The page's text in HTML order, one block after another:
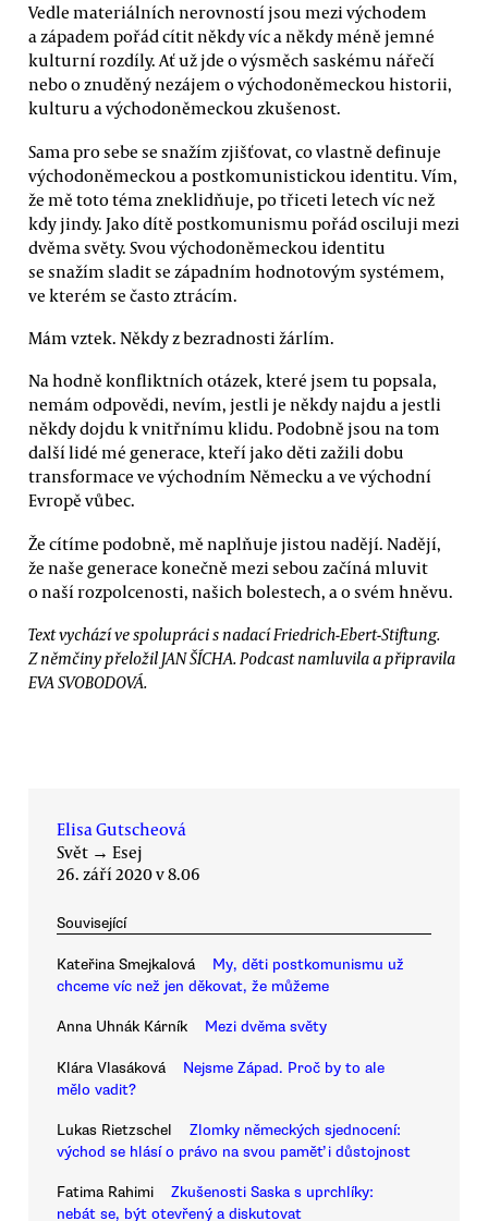
Vedle materiálních nerovností jsou mezi východem
a západem pořád cítit někdy víc a někdy méně jemné
kulturní rozdíly. Ať už jde o výsměch saskému nářečí
nebo o znuděný nezájem o východoněmeckou historii,
kulturu a východoněmeckou zkušenost.
Sama pro sebe se snažím zjišťovat, co vlastně definuje
východoněmeckou a postkomunistickou identitu. Vím,
že mě toto téma zneklidňuje, po třiceti letech víc než
kdy jindy. Jako dítě postkomunismu pořád osciluji mezi
dvěma světy. Svou východoněmeckou identitu
se snažím sladit se západním hodnotovým systémem,
ve kterém se často ztrácím.
Mám vztek. Někdy z bezradnosti žárlím.
Na hodně konfliktních otázek, které jsem tu popsala,
nemám odpovědi, nevím, jestli je někdy najdu a jestli
někdy dojdu k vnitřnímu klidu. Podobně jsou na tom
další lidé mé generace, kteří jako děti zažili dobu
transformace ve východním Německu a ve východní
Evropě vůbec.
Že cítíme podobně, mě naplňuje jistou nadějí. Nadějí,
že naše generace konečně mezi sebou začíná mluvit
o naší rozpolcenosti, našich bolestech, a o svém hněvu.
Text vychází ve spolupráci s nadací Friedrich-Ebert-Stiftung.
Z němčiny přeložil JAN ŠÍCHA. Podcast namluvila a připravila
EVA SVOBODOVÁ.
Elisa Gutscheová
Svět → Esej
26. září 2020 v 8.06
Související
Kateřina Smejkalová
My, děti postkomunismu už
chceme víc než jen děkovat, že můžeme
Anna Uhnák Kárník Mezi dvěma světy
Klára Vlasáková
Nejsme Západ. Proč by to ale
mělo vadit?
Lukas Rietzschel
Zlomky německých sjednocení:
východ se hlásí o právo na svou paměť i důstojnost
Fatima Rahimi
Zkušenosti Saska s uprchlíky:
nebát se, být otevřený a diskutovat